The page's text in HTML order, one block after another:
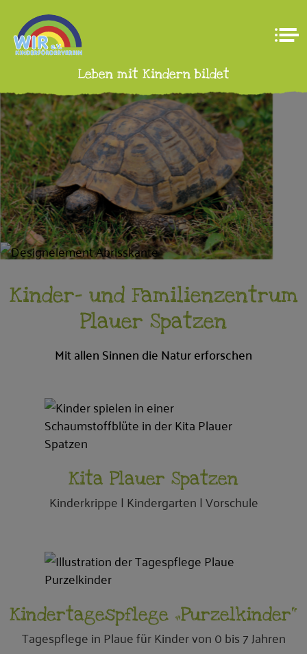
Leben mit Kindern bildet
Kinder- und Familienzentrum
Plauer Spatzen
Mit allen Sinnen die Natur erforschen
Kita Plauer Spatzen
Kinderkrippe | Kindergarten | Vorschule
Kindertagespflege „Purzelkinder“
Tagespflege in Plaue für Kinder von 0 bis 7 Jahren